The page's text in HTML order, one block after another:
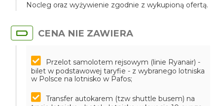
Nocleg oraz wyżywienie zgodnie z wykupioną ofertą.
CENA NIE ZAWIERA
Przelot samolotem rejsowym (linie Ryanair) -
bilet w podstawowej taryfie - z wybranego lotniska
w Polsce na lotnisko w Pafos;
Transfer autokarem (tzw shuttle busem) na